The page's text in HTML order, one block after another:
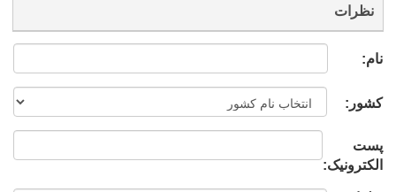
نظرات
نام:
کشور:
پست
الکترونیک: